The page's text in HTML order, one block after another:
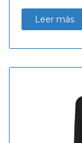
Leer más